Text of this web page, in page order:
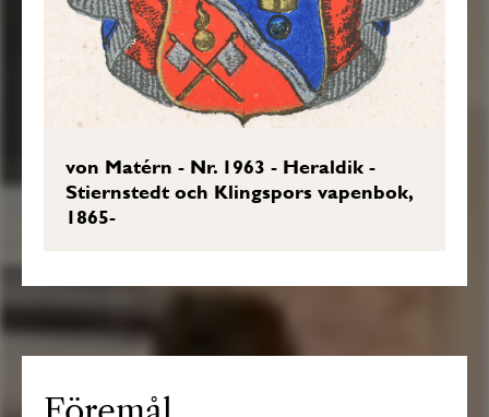
von Matérn - Nr. 1963 - Heraldik -
Stiernstedt och Klingspors vapenbok,
1865-